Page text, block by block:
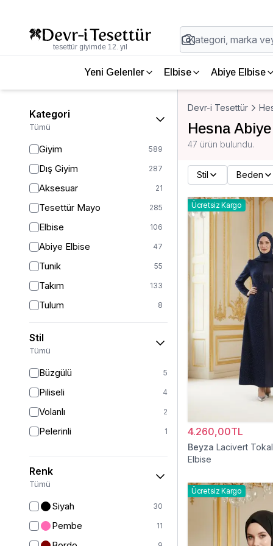
tesettür giyimde 12. yıl
Yeni Gelenler Elbise Abiye Elbise
Kategori
Tümü
Giyim 589
Dış Giyim 287
Aksesuar 21
Tesettür Mayo 285
Elbise 106
Abiye Elbise 47
Tunik 55
Takım 133
Tulum 8
Pantolon 148
Etek 19
Ferace 126
Kap & Pardesü
Trençkot
Hırka
Stil
Tümü
Büzgülü 5
Piliseli 4
Volanlı 2
Pelerinli 1
Renk
Tümü
Siyah 30
Pembe 11
Devr-i Tesettür
Hesna
47 ürün bulundu.
Stil Beden
Ücretsiz Kargo
4.260,00TL
Beyza Lacivert
Elbise
Ücretsiz Kargo